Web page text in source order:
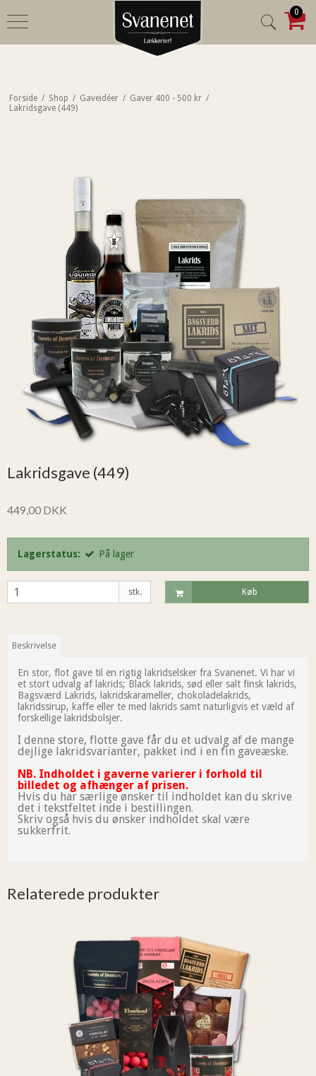
0
Forside / Shop / Gaveidéer / Gaver 400 - 500 kr /
Lakridsgave (449)
Lakridsgave (449)
449,00 DKK
Lagerstatus: På lager
stk. Køb
Beskrivelse
En stor, flot gave til en rigtig lakridselsker fra Svanenet. Vi har vi
et stort udvalg af lakrids; Black lakrids, sød eller salt finsk lakrids,
Bagsværd Lakrids, lakridskarameller, chokoladelakrids,
lakridssirup, kaffe eller te med lakrids samt naturligvis et væld af
forskellige lakridsbolsjer.​​​​​​​
I denne store, flotte gave får du et udvalg af de mange
dejlige lakridsvarianter, pakket ind i en fin gaveæske.
NB. Indholdet i gaverne varierer i forhold til
billedet og afhænger af prisen.
Hvis du har særlige ønsker til indholdet kan du skrive
det i tekstfeltet inde i bestillingen.
Skriv også hvis du ønsker indholdet skal være
sukkerfrit.
Relaterede produkter